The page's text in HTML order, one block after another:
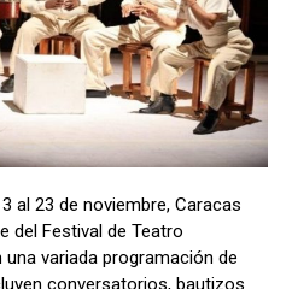
al 23 de noviembre, Caracas
del Festival de Teatro
variada programación de
conversatorios, bautizos